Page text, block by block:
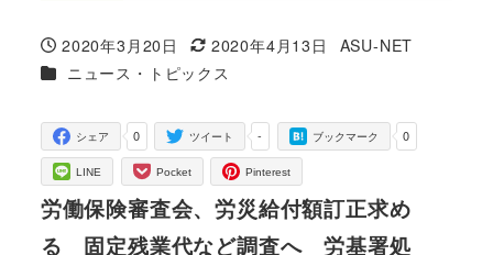
投稿日
2020年3月20日
更新日
2020年4月13日
著
ASU-NET
カテゴリー
ニュース・トピックス
0
シェア -
ツイート 0
ブックマーク
LINE Pocket Pinterest
労働保険審査会、労災給付額訂正求め
る 固定残業代など調査へ 労基署処